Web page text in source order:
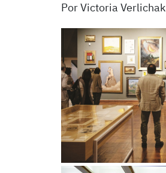
Por Victoria Verlichak